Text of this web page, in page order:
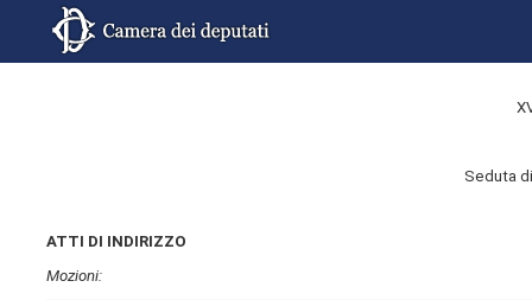
Seduta
ATTI DI INDIRIZZO
Mozioni: